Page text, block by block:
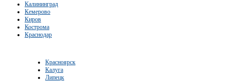
Калининград
Кемерово
Киров
Кострома
Краснодар
Красноярск
Калуга
Липецк